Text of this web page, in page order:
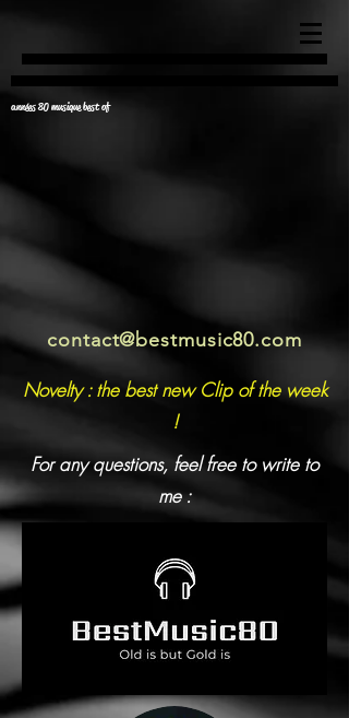
années 80 musique best of
contact@bestmusic80.com
Novelty : the best new Clip of the week
!
For any questions, feel free to write to
me :